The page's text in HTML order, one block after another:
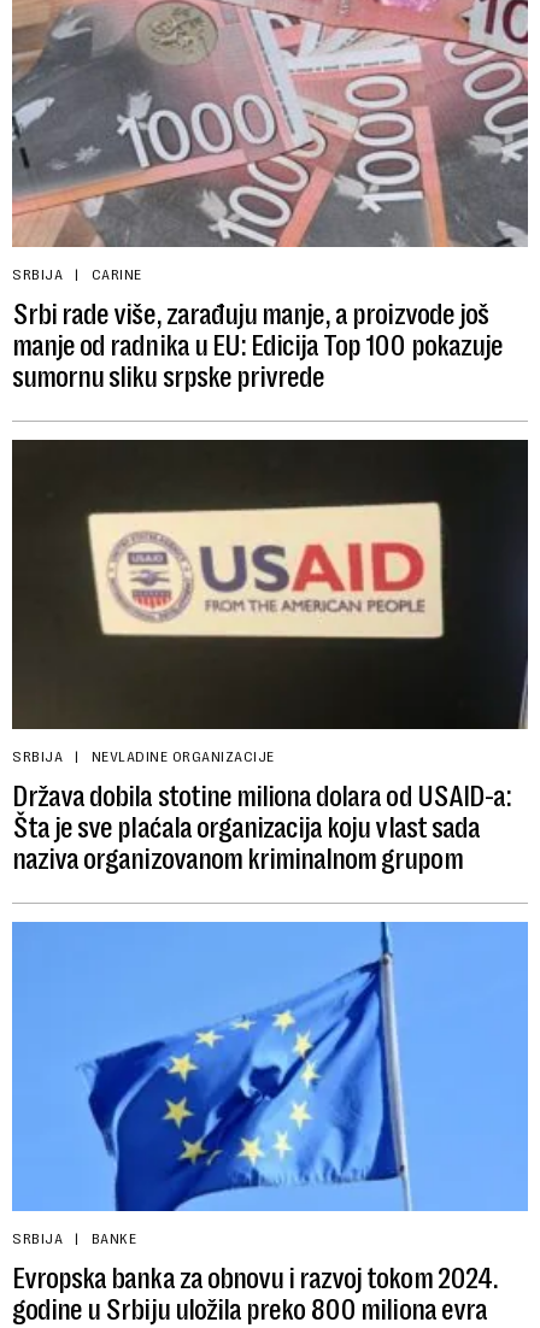
SRBIJA CARINE
Srbi rade više, zarađuju manje, a proizvode još
manje od radnika u EU: Edicija Top 100 pokazuje
sumornu sliku srpske privrede
SRBIJA NEVLADINE ORGANIZACIJE
Država dobila stotine miliona dolara od USAID-a:
Šta je sve plaćala organizacija koju vlast sada
naziva organizovanom kriminalnom grupom
SRBIJA BANKE
Evropska banka za obnovu i razvoj tokom 2024.
godine u Srbiju uložila preko 800 miliona evra